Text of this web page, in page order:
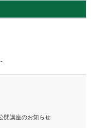
開講座のお知らせ